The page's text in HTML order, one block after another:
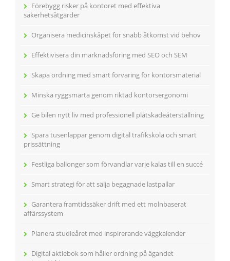
Förebygg risker på kontoret med effektiva
säkerhetsåtgärder
Organisera medicinskåpet för snabb åtkomst vid behov
Effektivisera din marknadsföring med SEO och SEM
Skapa ordning med smart förvaring för kontorsmaterial
Minska ryggsmärta genom riktad kontorsergonomi
Ge bilen nytt liv med professionell plåtskadeåterställning
Spara tusenlappar genom digital trafikskola och smart
prissättning
Festliga ballonger som förvandlar varje kalas till en succé
Smart strategi för att sälja begagnade lastpallar
Garantera framtidssäker drift med ett molnbaserat
affärssystem
Planera studieåret med inspirerande väggkalender
Digital aktiebok som håller ordning på ägandet